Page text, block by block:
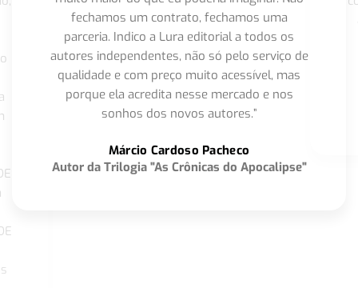
fechamos um contrato, fechamos uma
parceria. Indico a Lura editorial a todos os
autores independentes, não só pelo serviço de
qualidade e com preço muito acessível, mas
porque ela acredita nesse mercado e nos
sonhos dos novos autores.”
Márcio Cardoso Pacheco
Autor da Trilogia "As Crônicas do Apocalipse"